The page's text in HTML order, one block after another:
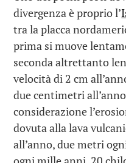
divergenza è proprio l’
tra la placca
prima si muove
seconda altrettanto
velocità di 2 cm
due centimetri
considerazione
dovuta alla lava
all’anno, due metri